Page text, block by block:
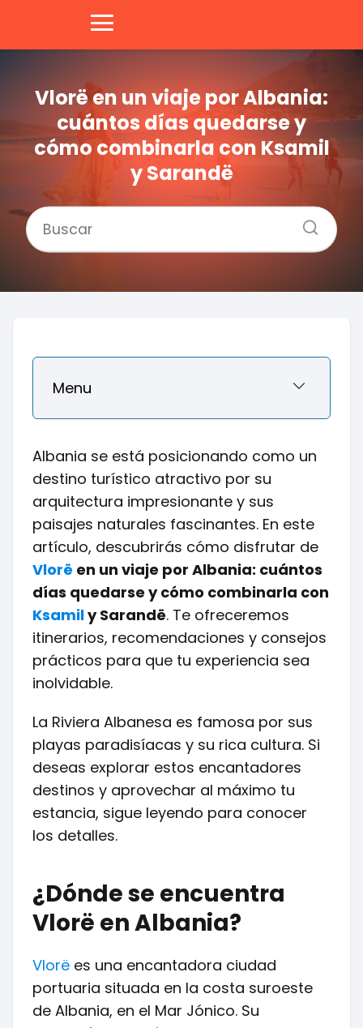
Vlorë en un viaje por Albania:
cuántos días quedarse y
cómo combinarla con Ksamil
y Sarandë
Menu
Albania se está posicionando como un
destino turístico atractivo por su
arquitectura impresionante y sus
paisajes naturales fascinantes. En este
artículo, descubrirás cómo disfrutar de
Vlorë en un viaje por Albania: cuántos
días quedarse y cómo combinarla con
Ksamily Sarandë. Te ofreceremos
itinerarios, recomendaciones y consejos
prácticos para que tu experiencia sea
inolvidable.
La Riviera Albanesa es famosa por sus
playas paradisíacas y su rica cultura. Si
deseas explorar estos encantadores
destinos y aprovechar al máximo tu
estancia, sigue leyendo para conocer
los detalles.
¿Dónde se encuentra
Vlorë en Albania?
Vlorë es una encantadora ciudad
portuaria situada en la costa suroeste
de Albania, en el Mar Jónico. Su